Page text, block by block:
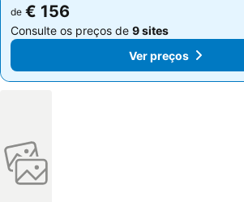
de € 156
Consulte os preços de 9 sites
Ver preços
de € 156
Consulte os preços de 9 sites
Ver preços